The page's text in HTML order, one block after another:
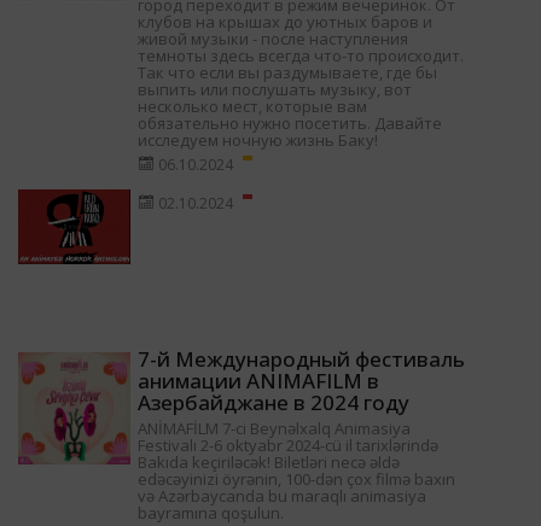
город переходит в режим вечеринок. От
клубов на крышах до уютных баров и
живой музыки - после наступления
темноты здесь всегда что-то происходит.
Так что если вы раздумываете, где бы
выпить или послушать музыку, вот
несколько мест, которые вам
обязательно нужно посетить. Давайте
исследуем ночную жизнь Баку!
06.10.2024
02.10.2024
7-й Международный фестиваль
анимации ANIMAFILM в
Азербайджане в 2024 году
ANİMAFİLM 7-ci Beynəlxalq Animasiya
Festivalı 2-6 oktyabr 2024-cü il tarixlərində
Bakıda keçiriləcək! Biletləri necə əldə
edəcəyinizi öyrənin, 100-dən çox filmə baxın
və Azərbaycanda bu maraqlı animasiya
bayramına qoşulun.